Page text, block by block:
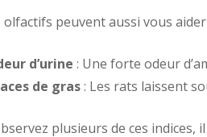
olfactifs peuvent aussi vous
d’urine : Une forte odeur
de gras: Les rats laissent
plusieurs de ces indices,